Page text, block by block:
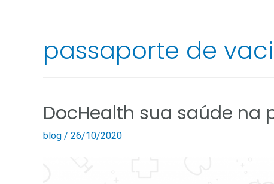
passaporte de
DocHealth sua saúde na
blog / 26/10/2020